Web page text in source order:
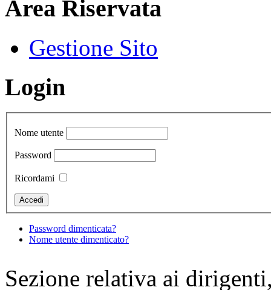
Area Riservata
Gestione Sito
Login
Nome utente
Password
Ricordami
Password dimenticata?
Nome utente dimenticato?
Sezione relativa ai